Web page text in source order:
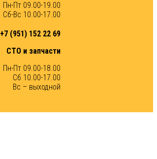
Пн-Пт 09.00-19.00
Сб-Вс 10.00-17.00
+7 (951) 152 22 69
СТО и запчасти
Пн-Пт 09.00-18.00
Сб 10.00-17.00
Вс – выходной